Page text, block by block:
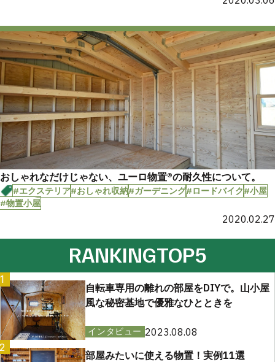
おしゃれなだけじゃない、ユーロ物置®︎の耐久性について。
#エクステリア#おしゃれ収納#ガーデニング#ロードバイク#小屋
#物置小屋
2020.02.27
RANKINGTOP5
1
自転車専用の離れの部屋をDIYで。山小屋
風な秘密基地で優雅なひとときを
インタビュー 2023.08.08
2
部屋みたいに使える物置！実例11選